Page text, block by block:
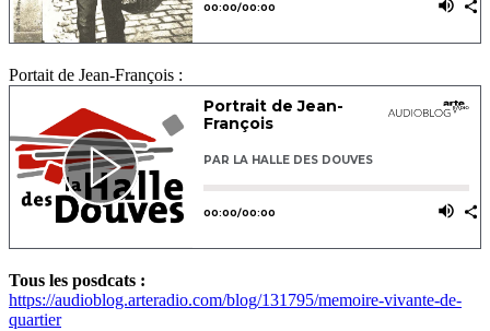
Portait de Jean-François :
Tous les posdcats :
https://audioblog.arteradio.com/blog/131795/memoire-vivante-de-
quartier